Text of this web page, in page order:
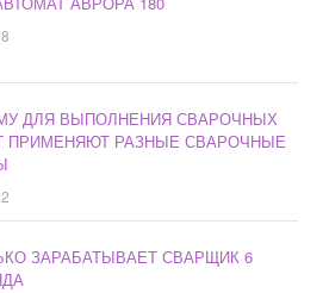
ДЛЯ ВЫПОЛНЕНИЯ СВАРОЧНЫХ
ПРИМЕНЯЮТ РАЗНЫЕ СВАРОЧНЫЕ
ЗАРАБАТЫВАЕТ СВАРЩИК 6